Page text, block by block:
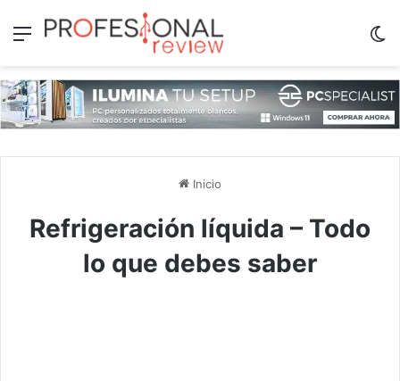
Menú
Inicio
Refrigeración líquida – Todo
lo que debes saber